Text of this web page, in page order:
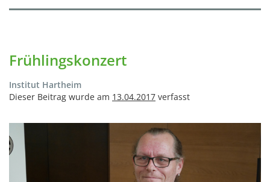
Frühlingskonzert
Institut Hartheim
Dieser Beitrag wurde am 13.04.2017 verfasst